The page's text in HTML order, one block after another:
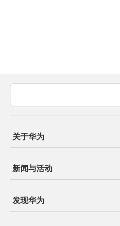
关于华为
新闻与活动
发现华为